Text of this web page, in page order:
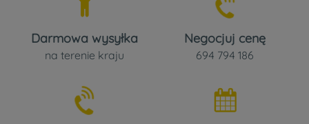
Darmowa wysyłka
na terenie kraju
Negocjuj cenę
694 794 186